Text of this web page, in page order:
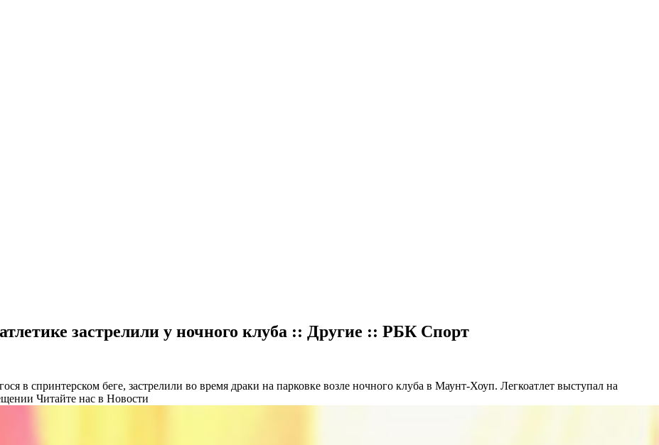
застрелили у ночного клуба :: Другие :: РБК Спорт
в спринтерском беге, застрелили во время драки на парковке возле ночного клуба в Маунт-Хоуп. Легкоатлет выступал на
Читайте нас в Новости